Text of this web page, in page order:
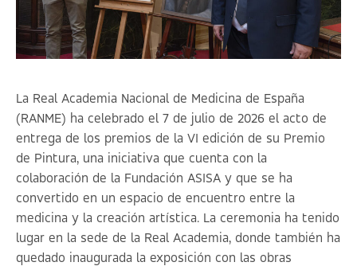
La Real Academia Nacional de Medicina de España
(RANME) ha celebrado el 7 de julio de 2026 el acto de
entrega de los premios de la VI edición de su Premio
de Pintura, una iniciativa que cuenta con la
colaboración de la Fundación ASISA y que se ha
convertido en un espacio de encuentro entre la
medicina y la creación artística. La ceremonia ha tenido
lugar en la sede de la Real Academia, donde también ha
quedado inaugurada la exposición con las obras